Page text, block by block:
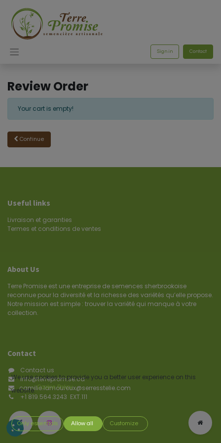
Sign in Contact
Review Order
Your cart is empty!
Continue
Useful links
Livraison et garanties
Termes et conditions de ventes
About Us
Terre Promise est une entreprise de semences sherbrookoise
reconnue pour la diversité et la richesse des variétés qu’elle propose.
Notre mission est simple : trouver la variété qui manque à votre
collection.
Contact
Contact us
info@terrepromise.ca
camille.lamoureux@serresstelie.com
+1 819.564.3243 EXT.111
We use cookies to provide you a better user experience on this
website. Cookie Policy
Only essentials Allow all Customize